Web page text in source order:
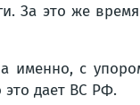
За это же
именно, с
это дает ВС РФ.